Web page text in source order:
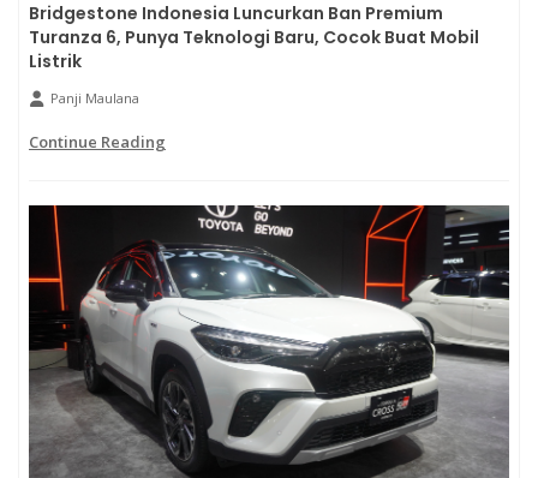
Bridgestone Indonesia Luncurkan Ban Premium
Turanza 6, Punya Teknologi Baru, Cocok Buat Mobil
Listrik
Panji Maulana
Continue Reading